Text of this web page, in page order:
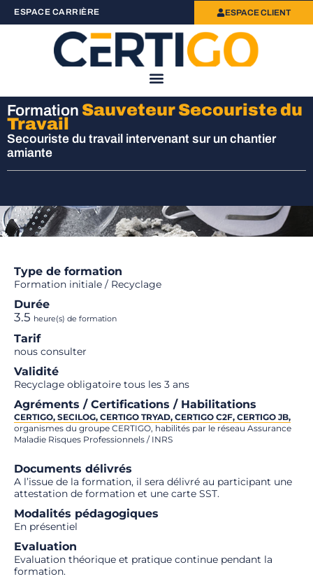
ESPACE CARRIÈRE ESPACE CLIENT
Formation Sauveteur Secouriste du
Travail
Secouriste du travail intervenant sur un chantier
amiante
Type de formation
Formation initiale / Recyclage
Durée
3.5 heure(s) de formation
Tarif
nous consulter
Validité
Recyclage obligatoire tous les 3 ans
Agréments / Certifications / Habilitations
CERTIGO, SECILOG, CERTIGO TRYAD, CERTIGO C2F, CERTIGO JB,
organismes du groupe CERTIGO, habilités par le réseau Assurance
Maladie Risques Professionnels / INRS
Documents délivrés
A l’issue de la formation, il sera délivré au participant une
attestation de formation et une carte SST.
Modalités pédagogiques
En présentiel
Evaluation
Evaluation théorique et pratique continue pendant la
formation.